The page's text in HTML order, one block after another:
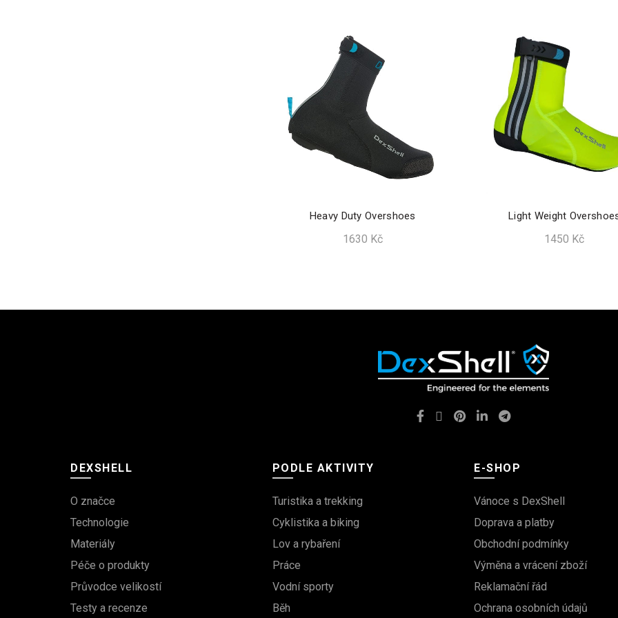
Heavy Duty Overshoes
1630 Kč
Light Weight
1450 Kč
DEXSHELL
O značce
Technologie
Materiály
Péče o produkty
Průvodce velikostí
Testy a recenze
PODLE AKTIVITY
Turistika a trekking
Cyklistika a biking
Lov a rybaření
Práce
Vodní sporty
Běh
E-SHOP
Vánoce s DexShell
Doprava a platby
Obchodní podmínky
Výměna a vrácení zboží
Reklamační řád
Ochrana osobních údajů